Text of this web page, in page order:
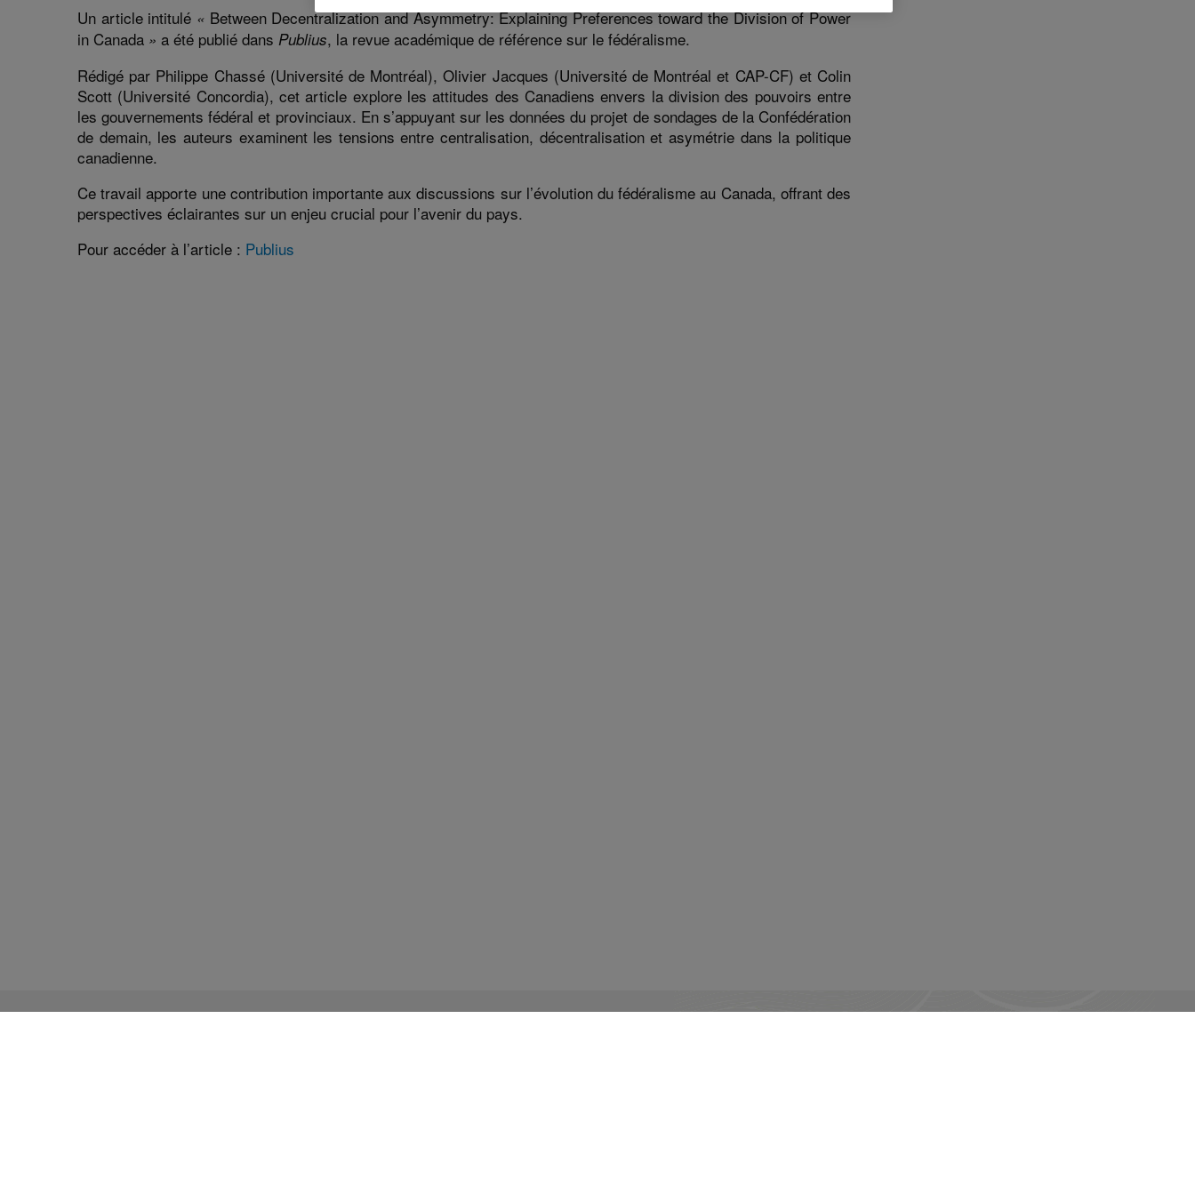
:Un article intitulé « Between Decentralization and Asymmetry: Explaining Preferences toward the Division of Power
in Canada » a été publié dans Publius, la revue académique de référence sur le fédéralisme.
Rédigé par Philippe Chassé (Université de Montréal), Olivier Jacques (Université de Montréal et CAP-CF) et Colin
Scott (Université Concordia), cet article explore les attitudes des Canadiens envers la division des pouvoirs entre
les gouvernements fédéral et provinciaux. En s’appuyant sur les données du projet de sondages de la Confédération
de demain, les auteurs examinent les tensions entre centralisation, décentralisation et asymétrie dans la politique
canadienne.
Ce travail apporte une contribution importante aux discussions sur l’évolution du fédéralisme au Canada, offrant des
perspectives éclairantes sur un enjeu crucial pour l’avenir du pays.
Pour accéder à l’article : Publius